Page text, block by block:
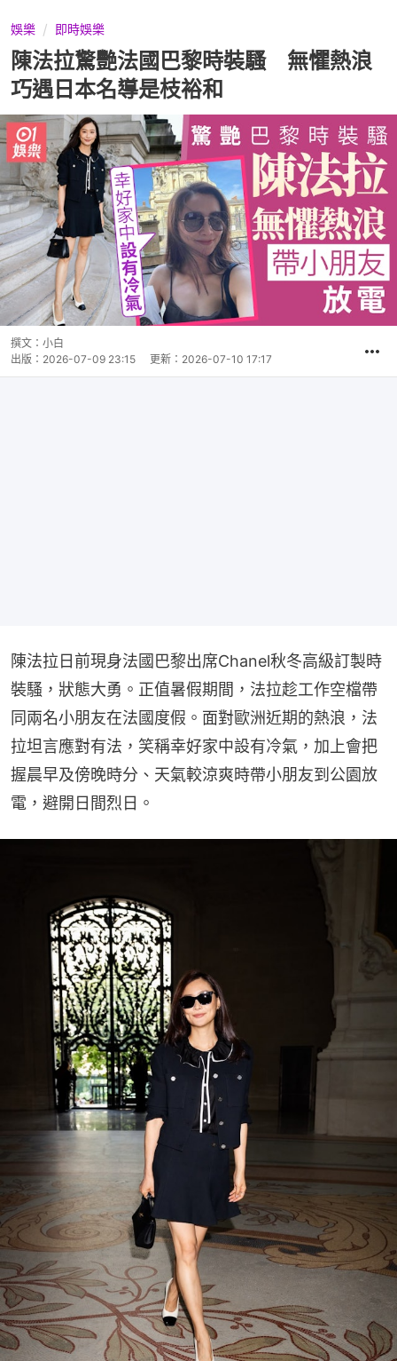
娛樂 即時娛樂
陳法拉驚艷法國巴黎時裝騷 無懼熱浪
巧遇日本名導是枝裕和
撰文： 小白
出版： 2026-07-09 23:15 更新： 2026-07-10 17:17
陳法拉日前現身法國巴黎出席Chanel秋冬高級訂製時
裝騷，狀態大勇。正值暑假期間，法拉趁工作空檔帶
同兩名小朋友在法國度假。面對歐洲近期的熱浪，法
拉坦言應對有法，笑稱幸好家中設有冷氣，加上會把
握晨早及傍晚時分、天氣較涼爽時帶小朋友到公園放
電，避開日間烈日。